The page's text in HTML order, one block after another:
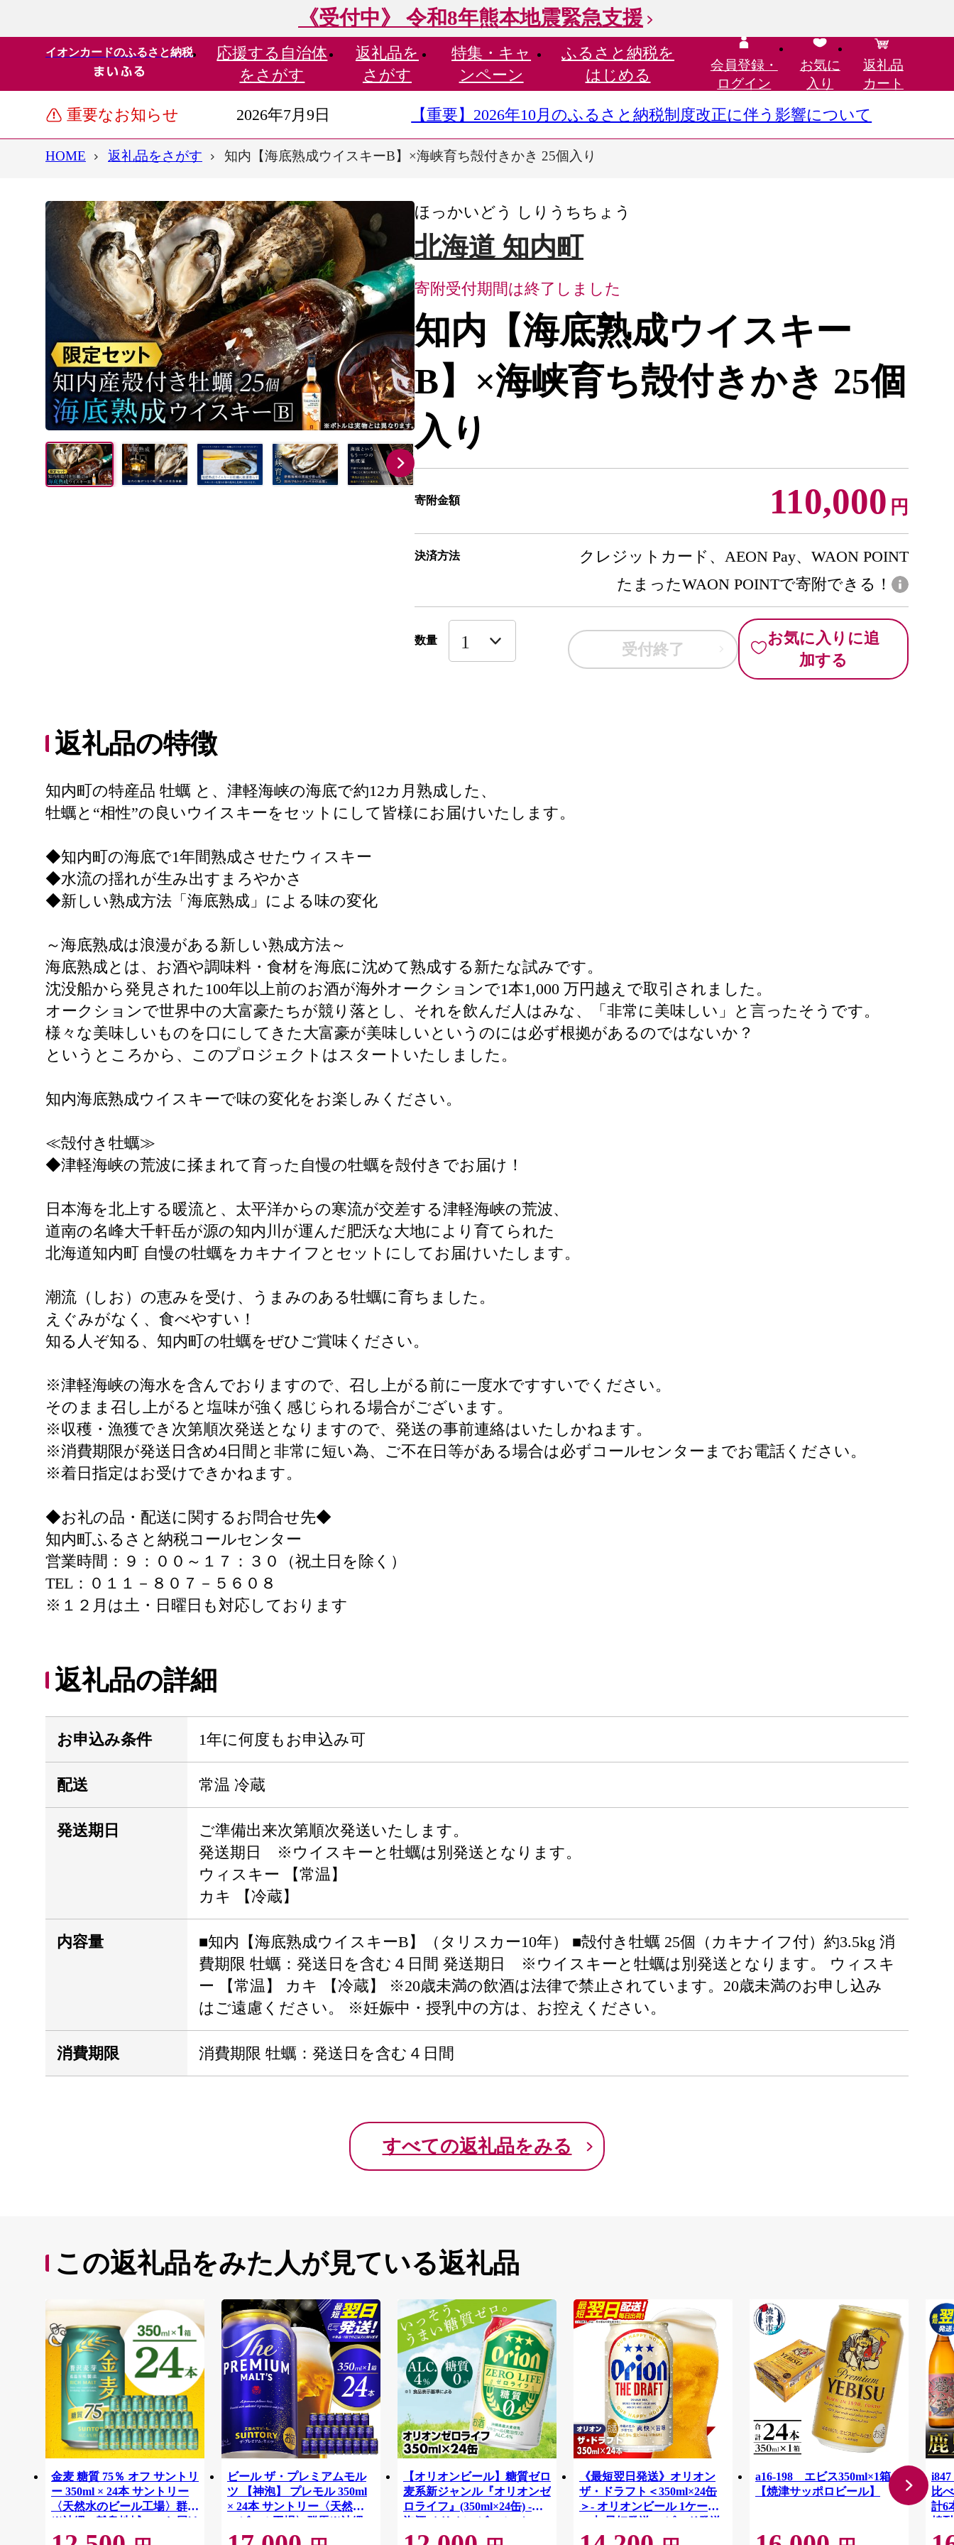
《受付中》 令和8年熊本地震緊急支援
イオンカードのふるさと納税 応援する 自治体
をさがす
返礼品を
さがす
特集・ キャ
ンペーン
ふるさと納税を
はじめる
会員登録・
ログイン
お気に
入り
返礼品
カート
重要なお知らせ 2026年7月9日 【重要】2026年10月のふるさと納税制度改正に伴う影響について
HOME 返礼品をさがす 知内【海底熟成ウイスキーB】×海峡育ち殻付きかき 25個入り
ほっかいどう しりうちちょう
北海道 知内町
寄附受付期間は終了しました
知内【海底熟成ウイスキー
B】×海峡育ち殻付きかき 25個
入り
寄附金額 110,000 円
決済方法
クレジットカード、AEON Pay、WAON POINT
たまったWAON POINTで寄附できる！
数量 受付終了
お気に入りに追
加する
返礼品の特徴
知内町の特産品 牡蠣 と、津軽海峡の海底で約12カ月熟成した、
牡蠣と“相性”の良いウイスキーをセットにして皆様にお届けいたします。
◆知内町の海底で1年間熟成させたウィスキー
◆水流の揺れが生み出すまろやかさ
◆新しい熟成方法「海底熟成」による味の変化
～海底熟成は浪漫がある新しい熟成方法～
海底熟成とは、お酒や調味料・食材を海底に沈めて熟成する新たな試みです。
沈没船から発見された100年以上前のお酒が海外オークションで1本1,000 万円越えで取引されました。
オークションで世界中の大富豪たちが競り落とし、それを飲んだ人はみな、「非常に美味しい」と言ったそうです。
様々な美味しいものを口にしてきた大富豪が美味しいというのには必ず根拠があるのではないか？
というところから、このプロジェクトはスタートいたしました。
知内海底熟成ウイスキーで味の変化をお楽しみください。
≪殻付き牡蠣≫
◆津軽海峡の荒波に揉まれて育った自慢の牡蠣を殻付きでお届け！
日本海を北上する暖流と、太平洋からの寒流が交差する津軽海峡の荒波、
道南の名峰大千軒岳が源の知内川が運んだ肥沃な大地により育てられた
北海道知内町 自慢の牡蠣をカキナイフとセットにしてお届けいたします。
潮流（しお）の恵みを受け、うまみのある牡蠣に育ちました。
えぐみがなく、食べやすい！
知る人ぞ知る、知内町の牡蠣をぜひご賞味ください。
※津軽海峡の海水を含んでおりますので、召し上がる前に一度水ですすいでください。
そのまま召し上がると塩味が強く感じられる場合がございます。
※収穫・漁獲でき次第順次発送となりますので、発送の事前連絡はいたしかねます。
※消費期限が発送日含め4日間と非常に短い為、ご不在日等がある場合は必ずコールセンターまでお電話ください。
※着日指定はお受けできかねます。
◆お礼の品・配送に関するお問合せ先◆
知内町ふるさと納税コールセンター
営業時間：９：００～１７：３０（祝土日を除く）
TEL：０１１－８０７－５６０８
※１２月は土・日曜日も対応しております
返礼品の詳細
お申込み条件 1年に何度もお申込み可
配送 常温 冷蔵
発送期日
ご準備出来次第順次発送いたします。
発送期日 ※ウイスキーと牡蠣は別発送となります。
ウィスキー 【常温】
カキ 【冷蔵】
内容量
■知内【海底熟成ウイスキーB】（タリスカー10年） ■殻付き牡蠣 25個（カキナイフ付）約3.5kg 消
費期限 牡蠣：発送日を含む４日間 発送期日 ※ウイスキーと牡蠣は別発送となります。 ウィスキ
ー 【常温】 カキ 【冷蔵】 ※20歳未満の飲酒は法律で禁止されています。20歳未満のお申し込み
はご遠慮ください。 ※妊娠中・授乳中の方は、お控えください。
消費期限 消費期限 牡蠣：発送日を含む４日間
すべての返礼品をみる
この返礼品をみた人が見ている返礼品
金麦 糖質 75％ オフ サントリ
ー 350ml × 24本 サントリー
〈天然水のビール工場〉群馬
※沖縄・離島地域へのお届け
不可
ビール ザ・プレミアムモル
ツ 【神泡】 プレモル 350ml
× 24本 サントリー〈天然水
のビール工場〉群馬※沖縄・
離島地域へのお届け不可
【オリオンビール】糖質ゼロ
麦系新ジャンル『オリオンゼ
ロライフ』(350ml×24缶) -発
泡酒 オリオン ビール 1ケー
ス ２４本 糖質ゼロ ゼロライ
《最短翌日発送》オリオン
ザ・ドラフト＜350ml×24缶
＞- オリオンビール 1ケース
24本 最短発送 スピード発送
おすすめ 沖縄県 八重瀬町
a16-198 エビス350ml×1箱
【焼津サッポロビール】
比
計6
焼
ル